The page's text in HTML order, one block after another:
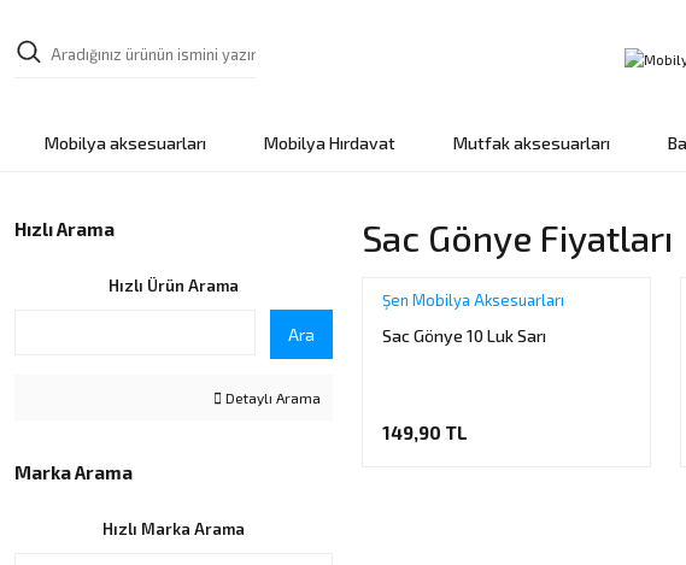
Mobilya aksesuarları Mobilya Hırdavat Mutfak aksesuarları
Hızlı Arama
Hızlı Ürün Arama
Ara
Detaylı Arama
Marka Arama
Hızlı Marka Arama
Sac Gönye Fiyatları
Şen Mobilya Aksesuarları
Sac Gönye 10 Luk Sarı
149,90 TL